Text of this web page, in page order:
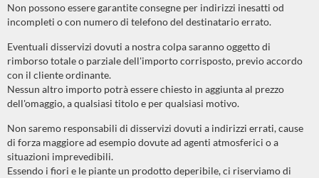
Non possono essere garantite consegne per indirizzi inesatti od
incompleti o con numero di telefono del destinatario errato.
Eventuali disservizi dovuti a nostra colpa saranno oggetto di
rimborso totale o parziale dell'importo corrisposto, previo accordo
con il cliente ordinante.
Nessun altro importo potrà essere chiesto in aggiunta al prezzo
dell'omaggio, a qualsiasi titolo e per qualsiasi motivo.
Non saremo responsabili di disservizi dovuti a indirizzi errati, cause
di forza maggiore ad esempio dovute ad agenti atmosferici o a
situazioni imprevedibili.
Essendo i fiori e le piante un prodotto deperibile, ci riserviamo di